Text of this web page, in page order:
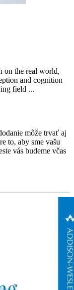
on the real world,
and cognition
field ...
môže trvať aj
to, aby sme vašu
vás budeme včas